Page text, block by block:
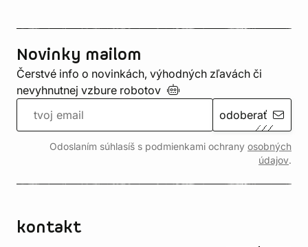
Novinky mailom
Čerstvé info o novinkách, výhodných zľavách či
nevyhnutnej vzbure robotov
odoberať
Odoslaním súhlasíš s podmienkami ochrany osobných
údajov.
kontakt